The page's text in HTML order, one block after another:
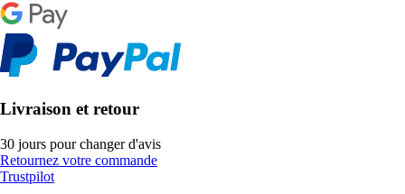
Livraison et retour
30 jours pour changer d'avis
Retournez votre commande
Trustpilot